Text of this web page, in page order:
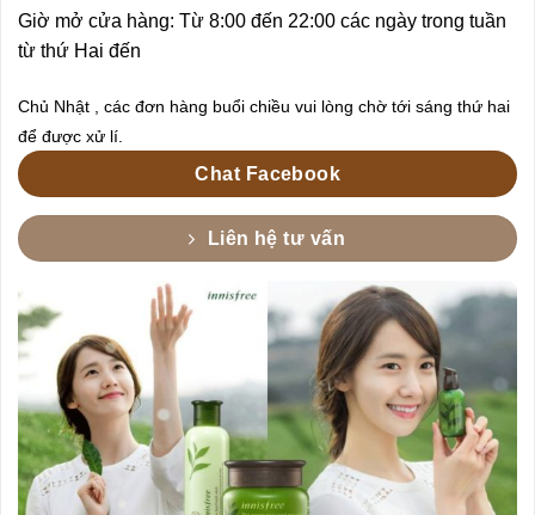
Giờ mở cửa hàng: Từ 8:00 đến 22:00 các ngày trong tuần
từ thứ Hai đến
Chủ Nhật , các đơn hàng buổi chiều vui lòng chờ tới sáng thứ hai
để được xử lí.
Chat Facebook
Liên hệ tư vấn